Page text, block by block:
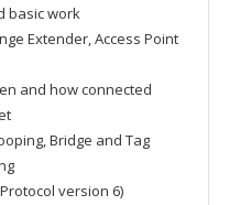
basic work
Extender, Access Point
and how connected
Bridge and Tag
version 6)